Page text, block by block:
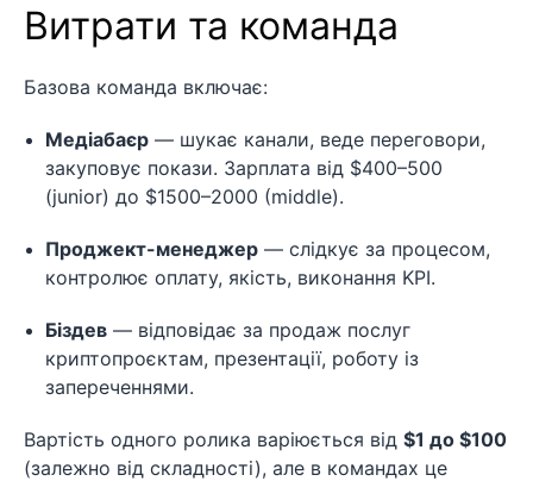
Витрати та команда
Базова команда включає:
Медіабаєр — шукає канали, веде переговори,
закуповує покази. Зарплата від $400–500
(junior) до $1500–2000 (middle).
Проджект-менеджер — слідкує за процесом,
контролює оплату, якість, виконання KPI.
Біздев — відповідає за продаж послуг
криптопроєктам, презентації, роботу із
запереченнями.
Вартість одного ролика варіюється від $1 до $100
(залежно від складності), але в командах це